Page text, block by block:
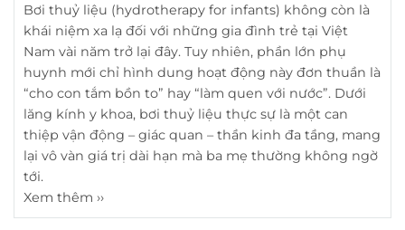
Bơi thuỷ liệu (hydrotherapy for infants) không còn là
khái niệm xa lạ đối với những gia đình trẻ tại Việt
Nam vài năm trở lại đây. Tuy nhiên, phần lớn phụ
huynh mới chỉ hình dung hoạt động này đơn thuần là
“cho con tắm bồn to” hay “làm quen với nước”. Dưới
lăng kính y khoa, bơi thuỷ liệu thực sự là một can
thiệp vận động – giác quan – thần kinh đa tầng, mang
lại vô vàn giá trị dài hạn mà ba mẹ thường không ngờ
tới.
Xem thêm ››